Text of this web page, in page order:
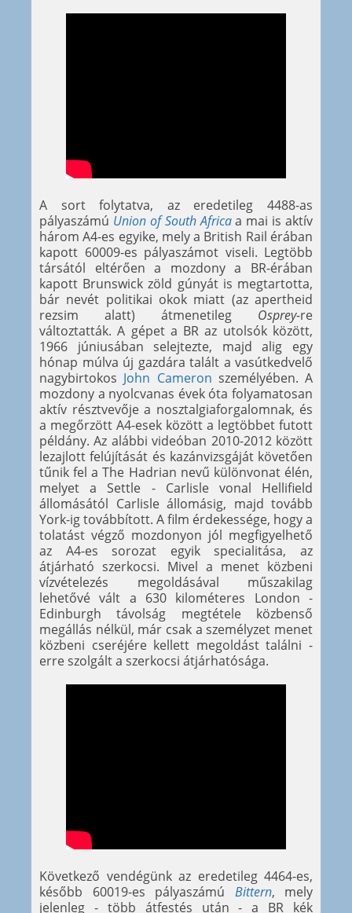
A sort folytatva, az eredetileg 4488-as
pályaszámú Union of South Africaa mai is aktív
három A4-es egyike, mely a British Rail érában
kapott 60009-es pályaszámot viseli. Legtöbb
társától eltérően a mozdony a BR-érában
kapott Brunswick zöld gúnyát is megtartotta,
bár nevét politikai okok miatt (az apertheid
rezsim alatt) átmenetileg Osprey-re
változtatták. A gépet a BR az utolsók között,
1966 júniusában selejtezte, majd alig egy
hónap múlva új gazdára talált a vasútkedvelő
nagybirtokos John Cameron személyében. A
mozdony a nyolcvanas évek óta folyamatosan
aktív résztvevője a nosztalgiaforgalomnak, és
a megőrzött A4-esek között a legtöbbet futott
példány. Az alábbi videóban 2010-2012 között
lezajlott felújítását és kazánvizsgáját követően
tűnik fel a The Hadrian nevű különvonat élén,
melyet a Settle - Carlisle vonal Hellifield
állomásától Carlisle állomásig, majd tovább
York-ig továbbított. A film érdekessége, hogy a
tolatást végző mozdonyon jól megfigyelhető
az A4-es sorozat egyik specialitása, az
átjárható szerkocsi. Mivel a menet közbeni
vízvételezés megoldásával műszakilag
lehetővé vált a 630 kilométeres London -
Edinburgh távolság megtétele közbenső
megállás nélkül, már csak a személyzet menet
közbeni cseréjére kellett megoldást találni -
erre szolgált a szerkocsi átjárhatósága.
Következő vendégünk az eredetileg 4464-es,
később 60019-es pályaszámú Bittern, mely
jelenleg - több átfestés után - a BR kék